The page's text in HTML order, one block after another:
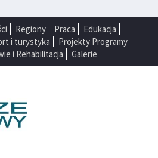
Regiony Praca
Edukacja
i turystyka
Projekty Programy
i Rehabilitacja
Galerie